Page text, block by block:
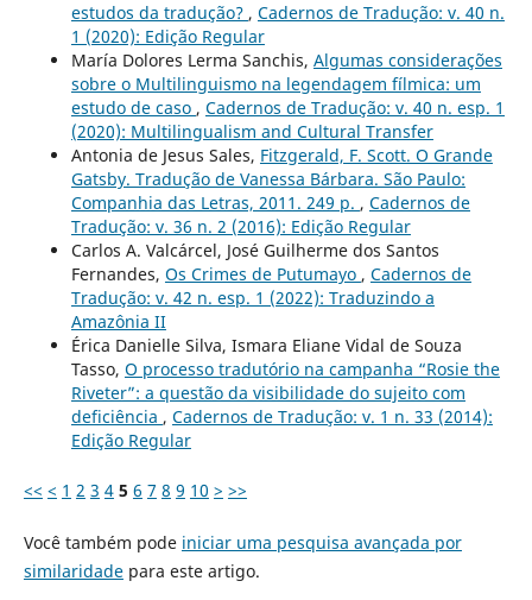
estudos da tradução? , Cadernos de Tradução: v. 40 n.
1 (2020): Edição Regular
María Dolores Lerma Sanchis, Algumas considerações
sobre o Multilinguismo na legendagem fílmica: um
estudo de caso , Cadernos de Tradução: v. 40 n. esp. 1
(2020): Multilingualism and Cultural Transfer
Antonia de Jesus Sales, Fitzgerald, F. Scott. O Grande
Gatsby. Tradução de Vanessa Bárbara. São Paulo:
Companhia das Letras, 2011. 249 p. , Cadernos de
Tradução: v. 36 n. 2 (2016): Edição Regular
Carlos A. Valcárcel, José Guilherme dos Santos
Fernandes, Os Crimes de Putumayo , Cadernos de
Tradução: v. 42 n. esp. 1 (2022): Traduzindo a
Amazônia II
Érica Danielle Silva, Ismara Eliane Vidal de Souza
Tasso, O processo tradutório na campanha “Rosie the
Riveter”: a questão da visibilidade do sujeito com
deficiência , Cadernos de Tradução: v. 1 n. 33 (2014):
Edição Regular
<< < 1 2 3 4 5 6 7 8 9 10 > >>
Você também pode iniciar uma pesquisa avançada por
similaridadepara este artigo.